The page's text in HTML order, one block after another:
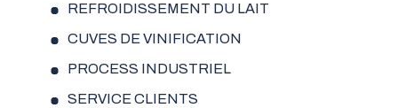
REFROIDISSEMENT DU LAIT
CUVES DE VINIFICATION
PROCESS INDUSTRIEL
SERVICE CLIENTS